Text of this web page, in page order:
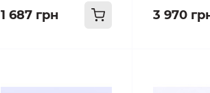
1 687 грн 3 970